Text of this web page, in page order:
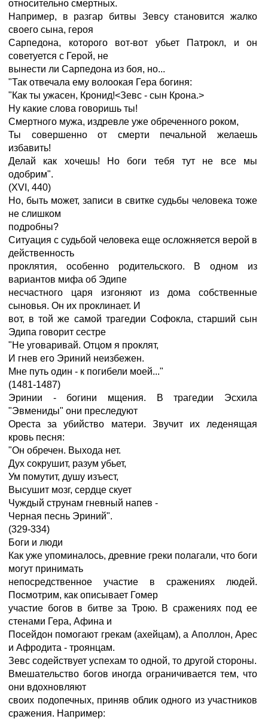
относительно смертных.
Например, в разгар битвы Зевсу становится жалко
своего сына, героя
Сарпедона, которого вот-вот убьет Патрокл, и он
советуется с Герой, не
вынести ли Сарпедона из боя, но...
"Так отвечала ему волоокая Гера богиня:
"Как ты ужасен, Кронид!<Зевс - сын Крона.>
Ну какие слова говоришь ты!
Смертного мужа, издревле уже обреченного роком,
Ты совершенно от смерти печальной желаешь
избавить!
Делай как хочешь! Но боги тебя тут не все мы
одобрим".
(XVI, 440)
Но, быть может, записи в свитке судьбы человека тоже
не слишком
подробны?
Ситуация с судьбой человека еще осложняется верой в
действенность
проклятия, особенно родительского. В одном из
вариантов мифа об Эдипе
несчастного царя изгоняют из дома собственные
сыновья. Он их проклинает. И
вот, в той же самой трагедии Софокла, старший сын
Эдипа говорит сестре
"Не уговаривай. Отцом я проклят,
И гнев его Эриний неизбежен.
Мне путь один - к погибели моей..."
(1481-1487)
Эринии - богини мщения. В трагедии Эсхила
"Эвмениды" они преследуют
Ореста за убийство матери. Звучит их леденящая
кровь песня:
"Он обречен. Выхода нет.
Дух сокрушит, разум убьет,
Ум помутит, душу изъест,
Высушит мозг, сердце скует
Чуждый струнам гневный напев -
Черная песнь Эриний".
(329-334)
Боги и люди
Как уже упоминалось, древние греки полагали, что боги
могут принимать
непосредственное участие в сражениях людей.
Посмотрим, как описывает Гомер
участие богов в битве за Трою. В сражениях под ее
стенами Гера, Афина и
Посейдон помогают грекам (ахейцам), а Аполлон, Арес
и Афродита - троянцам.
Зевс содействует успехам то одной, то другой стороны.
Вмешательство богов иногда ограничивается тем, что
они вдохновляют
своих подопечных, приняв облик одного из участников
сражения. Например: